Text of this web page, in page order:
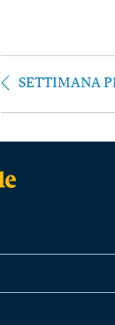
SETTIMANA